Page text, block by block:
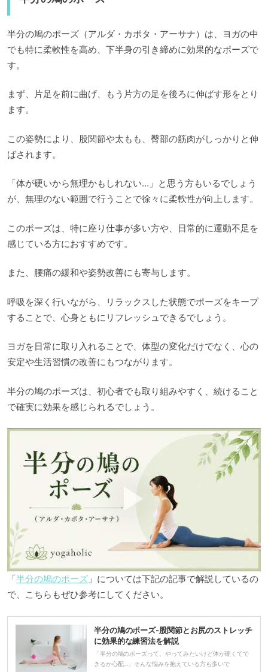
半分の鳩のポーズ（アルダ・カポタ・アーサナ）は、ヨガの中
でも特に柔軟性を高め、下半身の引き締めに効果的なポーズで
す。
まず、片足を前に曲げ、もう片方の足を後ろに伸ばす形をとり
ます。
この姿勢により、股関節や太もも、臀部の筋肉がしっかりと伸
ばされます。
「体が硬いから無理かもしれない…」と思う方もいるでしょう
が、無理のない範囲で行うことで徐々に柔軟性が向上します。
このポーズは、特に座り仕事が多い方や、日常的に運動不足を
感じている方におすすめです。
また、腰痛の緩和や姿勢改善にも寄与します。
呼吸を深く行いながら、リラックスした状態でポーズをキープ
することで、心身ともにリフレッシュできるでしょう。
ヨガを日常に取り入れることで、体型の変化だけでなく、心の
安定や生活習慣の改善にもつながります。
半分の鳩のポーズは、初心者でも取り組みやすく、続けること
で確実に効果を感じられるでしょう。
「半分の鳩のポーズ」については下記の記事で解説しているの
で、こちらもぜひ参考にしてください。
半分の鳩のポーズ-股関節とお尻のストレッチ
に効果的な練習法を解説
「半分の鳩のポーズって、やってみたいけど体が硬くてで
きるか心配…」そんな悩みを抱えている方も多いで